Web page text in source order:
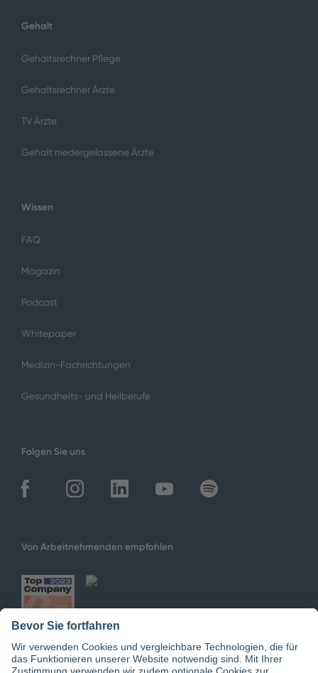
Gehalt
Gehaltsrechner Pflege
Gehaltsrechner Ärzte
TV Ärzte
Gehalt niedergelassene Ärzte
Wissen
FAQ
Magazin
Podcast
Whitepaper
Medizin-Fachrichtungen
Gesundheits- und Heilberufe
Folgen Sie uns
Von Arbeitnehmenden empfohlen